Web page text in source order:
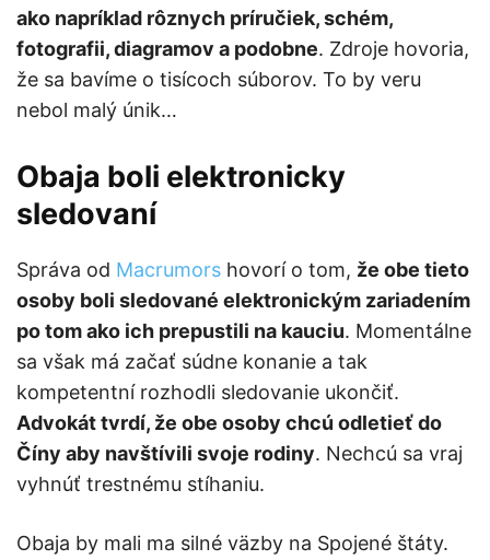
ako napríklad rôznych príručiek, schém,
fotografii, diagramov a podobne. Zdroje hovoria,
že sa bavíme o tisícoch súborov. To by veru
nebol malý únik…
Obaja boli elektronicky
sledovaní
Správa od Macrumors hovorí o tom, že obe tieto
osoby boli sledované elektronickým zariadením
po tom ako ich prepustili na kauciu. Momentálne
sa však má začať súdne konanie a tak
kompetentní rozhodli sledovanie ukončiť.
Advokát tvrdí, že obe osoby chcú odletieť do
Číny aby navštívili svoje rodiny. Nechcú sa vraj
vyhnúť trestnému stíhaniu.
Obaja by mali ma silné väzby na Spojené štáty.